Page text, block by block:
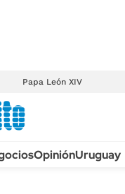
Papa León XIV
OpiniónUruguay